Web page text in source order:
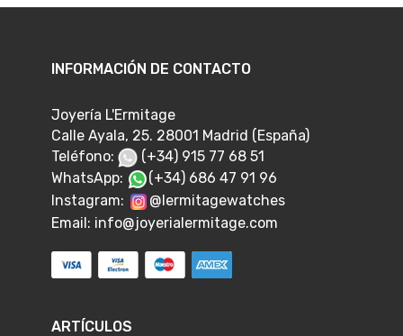
INFORMACIÓN DE CONTACTO
Joyería L'Ermitage
Calle Ayala, 25. 28001 Madrid (España)
Teléfono:
(+34) 915 77 68 51
WhatsApp:
(+34) 686 47 91 96
Instagram:
@lermitagewatches
Email: info@joyerialermitage.com
ARTÍCULOS